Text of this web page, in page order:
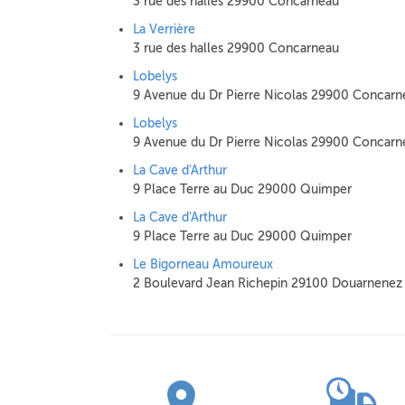
La Verrière
3 rue des halles 29900 Concarneau
Lobelys
9 Avenue du Dr Pierre Nicolas 29900
Lobelys
9 Avenue du Dr Pierre Nicolas 29900
La Cave d'Arthur
9 Place Terre au Duc 29000 Quimper
La Cave d'Arthur
9 Place Terre au Duc 29000 Quimper
Le Bigorneau Amoureux
2 Boulevard Jean Richepin 29100 Douarnenez